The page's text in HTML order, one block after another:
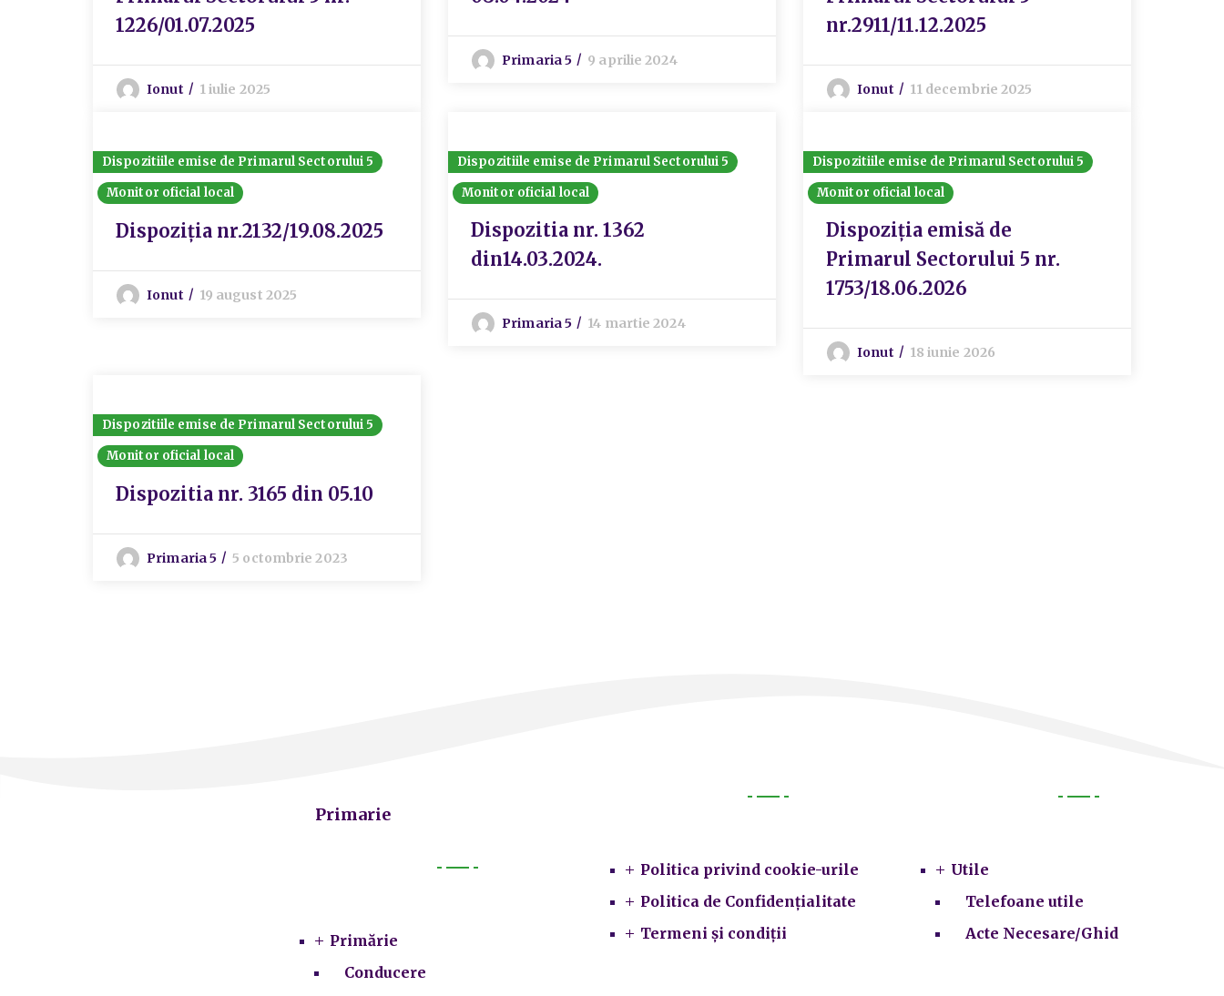
1226/01.07.2025
Ionut 1 iulie 2025
Primaria 5 9 aprilie 2024
nr.2911/11.12.2025
Ionut 11 decembrie 2025
Dispozitiile emise de Primarul Sectorului 5
Monitor oficial local
Dispoziția nr.2132/19.08.2025
Ionut 19 august 2025
Dispozitiile emise de Primarul Sectorului 5
Monitor oficial local
Dispozitia nr. 1362
din14.03.2024.
Primaria 5 14 martie 2024
Dispozitiile emise de Primarul Sectorului 5
Monitor oficial local
Dispoziția emisă de
Primarul Sectorului 5 nr.
1753/18.06.2026
Ionut 18 iunie 2026
Dispozitiile emise de Primarul Sectorului 5
Monitor oficial local
Dispozitia nr. 3165 din 05.10
Primaria 5 5 octombrie 2023
Primarie
Primărie
Conducere
Politica privind cookie-urile
Politica de Confidențialitate
Termeni și condiții
Utile
Telefoane utile
Acte Necesare/Ghid